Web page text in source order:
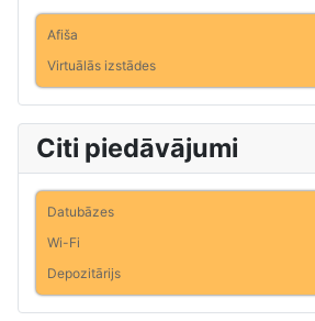
Afiša
Virtuālās izstādes
Citi piedāvājumi
Datubāzes
Wi-Fi
Depozitārijs